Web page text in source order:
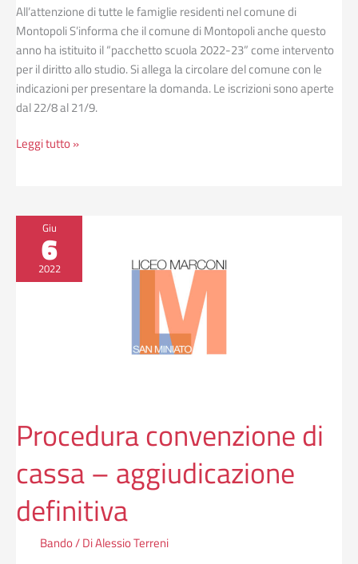
All’attenzione di tutte le famiglie residenti nel comune di
Montopoli S’informa che il comune di Montopoli anche questo
anno ha istituito il “pacchetto scuola 2022-23” come intervento
per il diritto allo studio. Si allega la circolare del comune con le
indicazioni per presentare la domanda. Le iscrizioni sono aperte
dal 22/8 al 21/9.
Leggi tutto »
Giu
6
2022
Procedura convenzione di
cassa – aggiudicazione
definitiva
Bando/ DiAlessio Terreni
Procedura
convenzione
cassa